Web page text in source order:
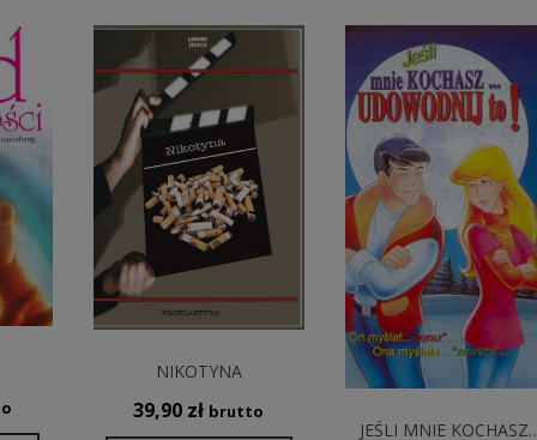
NIKOTYNA
39,90 zł brutto
JEŚLI MNIE